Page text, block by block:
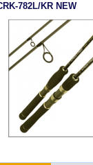
782L/KR NEW